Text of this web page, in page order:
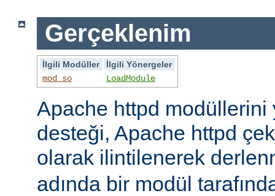
Gerçeklenim
İlgili Modüller
İlgili Yönergeler
mod_so
LoadModule
Apache httpd
desteği, Apache httpd
olarak ilintilenerek
adında bir modül